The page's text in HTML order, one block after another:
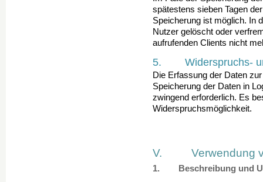
spätestens sieben Tagen
Speicherung ist möglich. In
Nutzer gelöscht oder
aufrufenden Clients nicht
5. Widerspruchs-
Die Erfassung der Daten
Speicherung der Daten in
zwingend erforderlich. Es
Widerspruchsmöglichkeit.
V. Verwendung
1. Beschreibung und